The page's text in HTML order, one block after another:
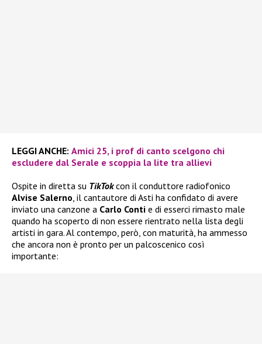
LEGGI ANCHE: Amici 25, i prof di canto scelgono chi
escludere dal Serale e scoppia la lite tra allievi
Ospite in diretta su TikTokcon il conduttore radiofonico
Alvise Salerno, il cantautore di Asti ha confidato di avere
inviato una canzone a Carlo Conti e di esserci rimasto male
quando ha scoperto di non essere rientrato nella lista degli
artisti in gara. Al contempo, però, con maturità, ha ammesso
che ancora non è pronto per un palcoscenico così
importante: